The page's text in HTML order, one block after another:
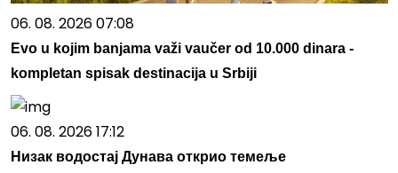
06. 08. 2026 07:08
Evo u kojim banjama važi vaučer od 10.000 dinara -
kompletan spisak destinacija u Srbiji
06. 08. 2026 17:12
Низак водостај Дунава открио темеље